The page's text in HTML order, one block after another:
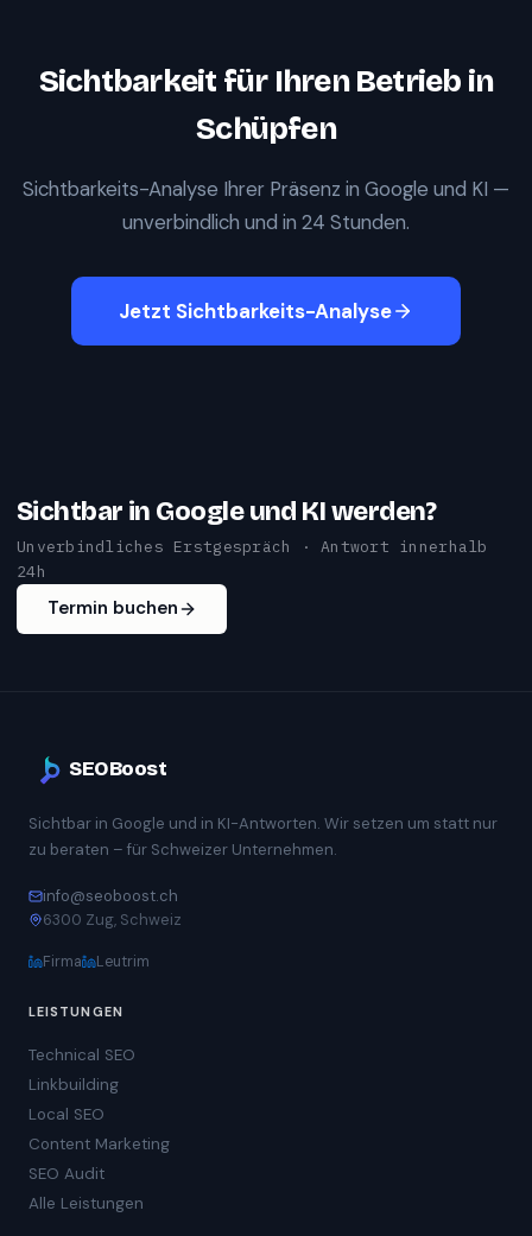
Sichtbarkeit für Ihren Betrieb in
Schüpfen
Sichtbarkeits-Analyse Ihrer Präsenz in Google und KI —
unverbindlich und in 24 Stunden.
Jetzt Sichtbarkeits-Analyse
Sichtbar in Google und KI werden?
Unverbindliches Erstgespräch · Antwort innerhalb
24h
Termin buchen
SEOBoost
Sichtbar in Google und in KI-Antworten. Wir setzen um statt nur
zu beraten – für Schweizer Unternehmen.
info@seoboost.ch
6300 Zug, Schweiz
Firma Leutrim
LEISTUNGEN
Technical SEO
Linkbuilding
Local SEO
Content Marketing
SEO Audit
Alle Leistungen